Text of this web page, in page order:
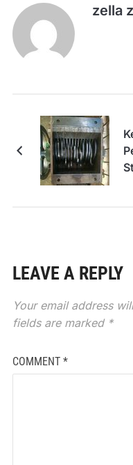
zella
LEAVE A REPLY
Your email address
fields are marked *
COMMENT *